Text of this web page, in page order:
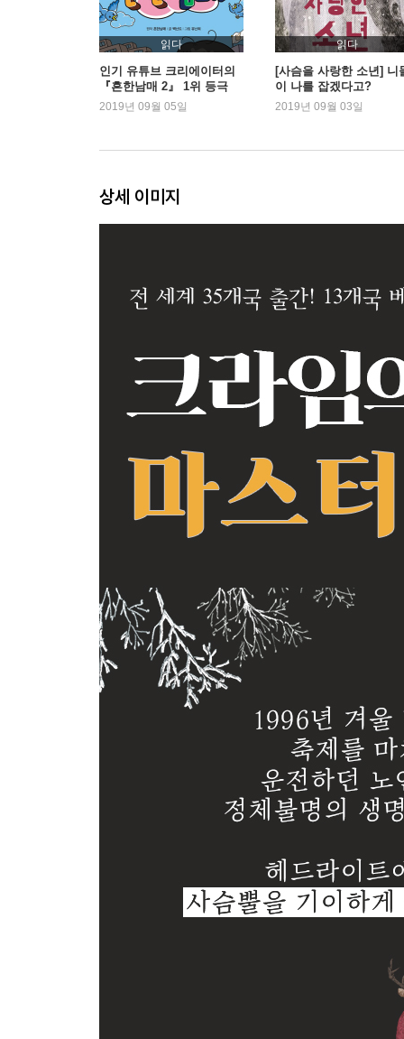
읽다
인기 유튜브 크리에이터의
『흔한남매 2』 1위 등극
2019년 09월 05일
읽다
[사슴을 사랑한 소년] 니
이 나를 잡겠다고?
2019년 09월 03일
상세 이미지